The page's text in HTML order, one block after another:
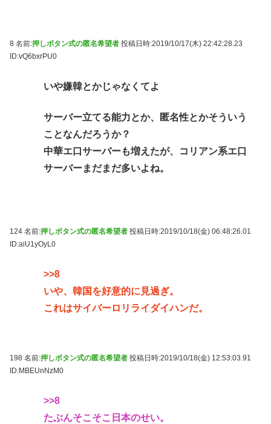
8 名前:押しボタン式の匿名希望者 投稿日時:2019/10/17(木) 22:42:28.23
ID:vQ6bxrPU0
いや嫌韓とかじゃなくてよ
サーバー立てる能力とか、匿名性とかそういう
ことなんだろうか？
中華エ口サーバーも増えたが、コリアン系エ口
サーバーまだまだ多いよね。
124 名前:押しボタン式の匿名希望者 投稿日時:2019/10/18(金) 06:48:26.01
ID:aiU1yOyL0
>>8
いや、韓国を好意的に見過ぎ。
これはサイバーロリライダイハンだ。
198 名前:押しボタン式の匿名希望者 投稿日時:2019/10/18(金) 12:53:03.91
ID:MBEUnNzM0
>>8
たぶんそこそこ日本のせい。